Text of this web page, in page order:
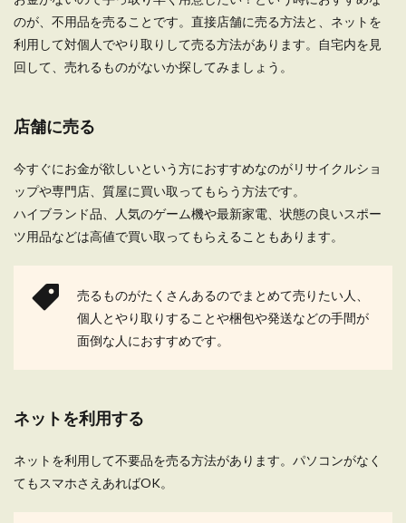
ます。お金の無...
く、電気代などの光熱費も気になり始めます。夏
場になるとエ...
用。コスパ重視の節約法
一人暮らしで食費を節約したいという時には、い
ろいろな方法がありますが、忘れがちなのが飲み
法。節約のための簡単テク
のが、不用品を売ることです。直接店舗に売る方法と、ネットを
利用して対個人でやり取りして売る方法があります。自宅内を見
回して、売れるものがないか探してみましょう。
店舗に売る
今すぐにお金が欲しいという方におすすめなのがリサイクルショ
ップや専門店、質屋に買い取ってもらう方法です。
ハイブランド品、人気のゲーム機や最新家電、状態の良いスポー
ツ用品などは高値で買い取ってもらえることもあります。
売るものがたくさんあるのでまとめて売りたい人、
個人とやり取りすることや梱包や発送などの手間が
面倒な人におすすめです。
ネットを利用する
ネットを利用して不要品を売る方法があります。パソコンがなく
てもスマホさえあればOK。